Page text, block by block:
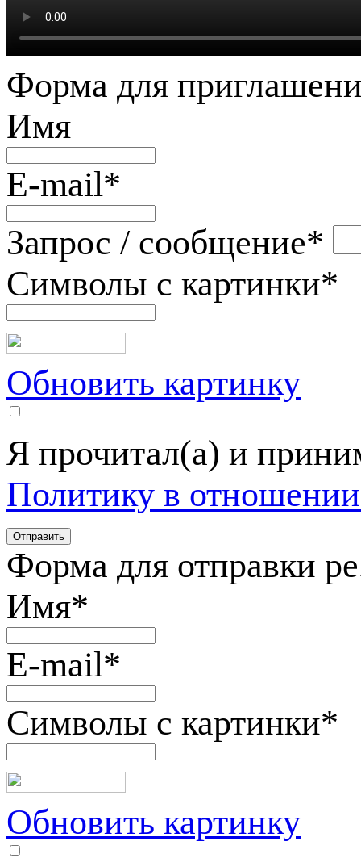
Форма для
Имя
E-mail*
Запрос / сообщение*
Символы с картинки*
Обновить картинку
Я прочитал(а) и
Политику в
Форма для отправки
Имя*
E-mail*
Символы с картинки*
Обновить картинку